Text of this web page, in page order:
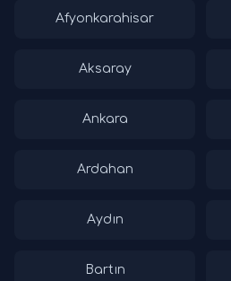
Afyonkarahisar
Aksaray
Ankara
Ardahan
Aydın
Bartın